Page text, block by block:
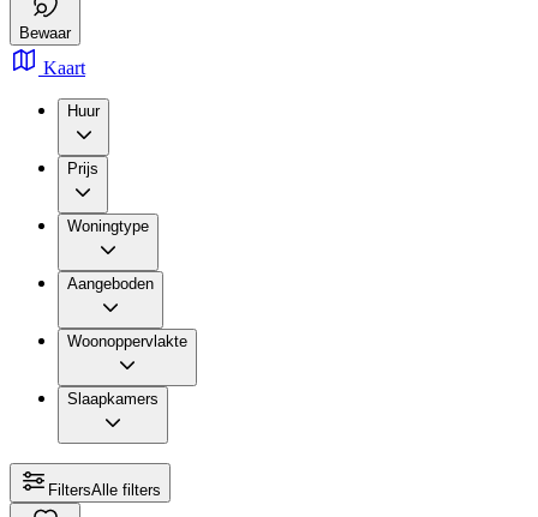
Bewaar
Kaart
Huur
Prijs
Woningtype
Aangeboden
Woonoppervlakte
Slaapkamers
FiltersAlle filters